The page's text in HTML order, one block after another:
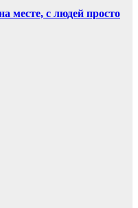
месте, с людей просто